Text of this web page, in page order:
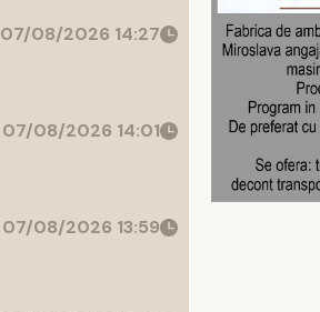
07/08/2026 14:27
07/08/2026 14:01
07/08/2026 13:59